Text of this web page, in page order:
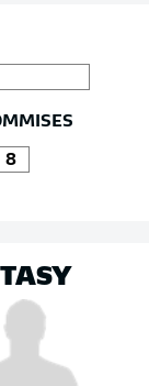
8